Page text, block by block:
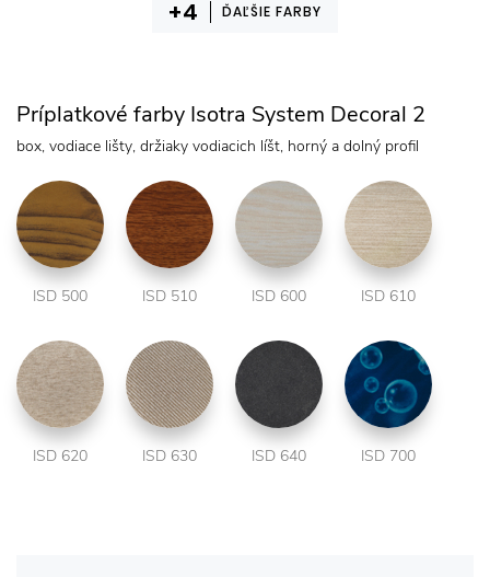
ĎAĽŠIE FARBY
Príplatkové farby Isotra System Decoral 2
box, vodiace lišty, držiaky vodiacich líšt, horný a dolný profil
ISD 500 ISD 510 ISD 600 ISD 610
ISD 620 ISD 630 ISD 640 ISD 700